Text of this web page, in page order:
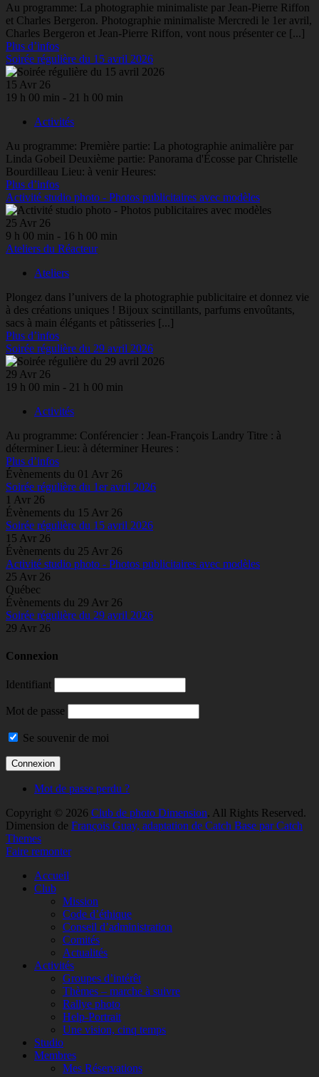
Au programme: La photographie minimaliste par Jean-Pierre Riffon
et Charles Bergeron. Photographie minimaliste Mercredi le 1er avril,
Charles Bergeron et Jean-Pierre Riffon, vont nous présenter ce [...]
Plus d’infos
Soirée régulière du 15 avril 2026
15 Avr 26
19 h 00 min - 21 h 00 min
Activités
Au programme: Première partie: La photographie animalière par
Linda Gobeil Deuxième partie: Panorama d'Écosse par Christelle
Bourdilleau Lieu: à venir Heures:
Plus d’infos
Activité studio photo - Photos publicitaires avec modèles
25 Avr 26
9 h 00 min - 16 h 00 min
Ateliers du Réacteur
Ateliers
Plongez dans l’univers de la photographie publicitaire et donnez vie
à des créations uniques ! Bijoux scintillants, parfums envoûtants,
sacs à main élégants et pâtisseries [...]
Plus d’infos
Soirée régulière du 29 avril 2026
29 Avr 26
19 h 00 min - 21 h 00 min
Activités
Au programme: Conférencier : Jean-François Landry Titre : à
déterminer Lieu: à déterminer Heures :
Plus d’infos
Évènements du 01 Avr 26
Soirée régulière du 1er avril 2026
1 Avr 26
Évènements du 15 Avr 26
Soirée régulière du 15 avril 2026
15 Avr 26
Évènements du 25 Avr 26
Activité studio photo - Photos publicitaires avec modèles
25 Avr 26
Québec
Évènements du 29 Avr 26
Soirée régulière du 29 avril 2026
29 Avr 26
Connexion
Identifiant
Mot de passe
Se souvenir de moi
Mot de passe perdu ?
Copyright © 2026 Club de photo Dimension. All Rights Reserved.
Dimension de François Guay, adaptation de Catch Base par Catch
Themes
Faire remonter
Accueil
Club
Mission
Code d’éthique
Conseil d’administration
Comités
Actualités
Activités
Groupes d’intérêt
Thèmes – marche à suivre
Rallye photo
Help-Portrait
Une vision, cinq temps
Studio
Membres
Mes Réservations